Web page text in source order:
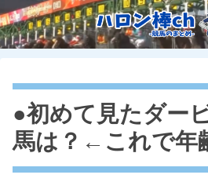
●初めて見たダー
馬は？←これで年